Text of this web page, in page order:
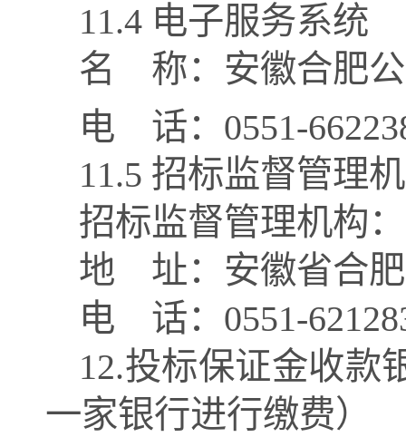
11.4 电子服务系统
名
称：安徽合肥
电
话： 0551-
11.5 招标监督管理
招标监督管理机构
地
址：安徽省合
电
话： 0551-
12.投标保证金收款
一家银行进行缴费）